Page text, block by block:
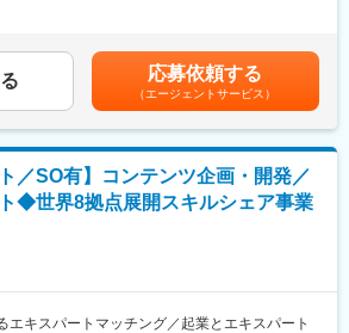
拠点のマネージャ―とリモートでOJT、もしく
修を予定しております。
多いため、海外拠点からもきちんとフォローを
ください。
の定める業務
ロダクトの価値向上に向けて積極的にプロダク
ダクトマネジメントに関わっていただきます。
新規企画を踏まえたプロダクトマネジメント業
びトヨタファイナンス、協力会社、協業先等と
推進
を目的としたアプリ機能・イベント企画、及び
ジメント
の選定、及びアライアンス先との協業企画、プ
メント等
1,028万円 ・30代後半：月給488,000円、年収
細は経験・能力・前職給与等を踏まえて決定し
までも目安の金額であり、選考を通じて上下す
す。月給(月額)は固定手当を含めた表記です。
応募依頼する
（エージェントサービス）
／SO有】コンテンツ企画・開発／
◆世界8拠点展開スキルシェア事業
キスパートマッチング／起業とエキスパート